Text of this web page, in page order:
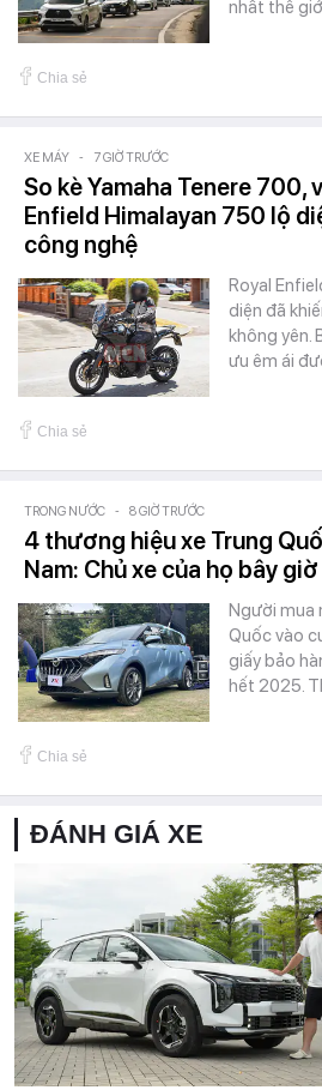
nhất thế
Chia sẻ
XE MÁY - 7 GIỜ TRƯỚC
So kè Yamaha Tenere 700,
Enfield Himalayan 750 lộ
công nghệ
Royal
diện đã
không yên.
ưu êm ái
Chia sẻ
TRONG NƯỚC - 8 GIỜ TRƯỚC
4 thương hiệu xe Trung
Nam: Chủ xe của họ bây
Người mua
Quốc vào
giấy bảo
hết 2025.
Chia sẻ
ĐÁNH GIÁ XE